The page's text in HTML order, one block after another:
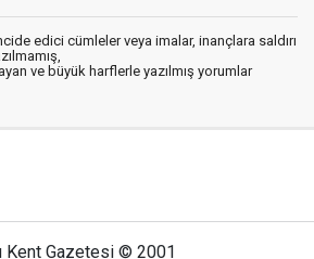
edici cümleler veya imalar, inançlara saldırı
ve büyük harflerle yazılmış yorumlar
Kent Gazetesi © 2001